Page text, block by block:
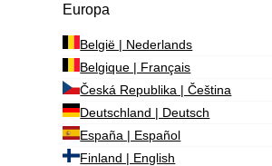
Europa
België | Nederlands
Belgique | Français
Česká Republika | Čeština
Deutschland | Deutsch
España | Español
Finland | English